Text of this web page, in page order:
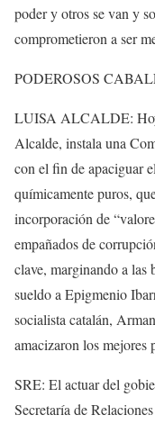
poder y otros se van y
comprometieron a ser
PODEROSOS
LUISA ALCALDE:
Alcalde, instala una
con el fin de apaciguar
químicamente puros,
incorporación de
empañados de
clave, marginando a las
sueldo a Epigmenio
socialista catalán,
amacizaron los mejores
SRE: El actuar del
Secretaría de